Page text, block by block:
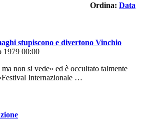
Ordina: Data
stupiscono e divertono Vinchio
1979 00:00
non si vede» ed è occultato talmente
Internazionale …